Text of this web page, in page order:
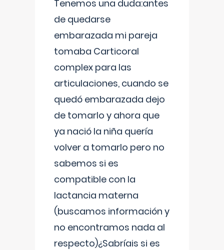
Tenemos una duda:antes
de quedarse
embarazada mi pareja
tomaba Carticoral
complex para las
articulaciones, cuando se
quedó embarazada dejo
de tomarlo y ahora que
ya nació la niña quería
volver a tomarlo pero no
sabemos si es
compatible con la
lactancia materna
(buscamos información y
no encontramos nada al
respecto)¿Sabríais si es